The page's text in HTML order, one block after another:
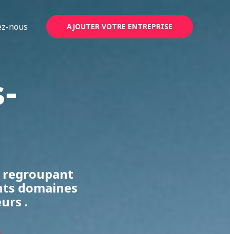
nous AJOUTER VOTRE ENTREPRISE
regroupant
domaines
.